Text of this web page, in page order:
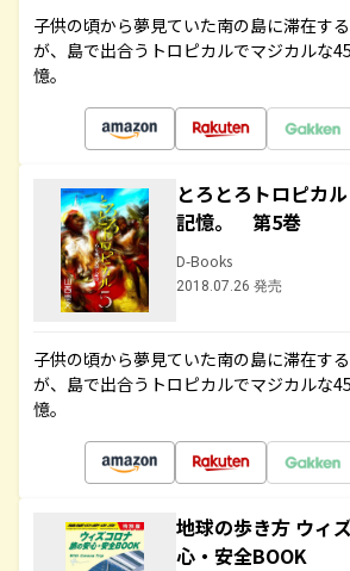
子供の頃から夢見ていた南の島に滞在す
が、島で出合うトロピカルでマジカルな
憶。
とろとろトロピカ
記憶。 第5巻
D-Books
2018.07.26 発売
子供の頃から夢見ていた南の島に滞在す
が、島で出合うトロピカルでマジカルな
憶。
地球の歩き方 ウィ
心・安全BOOK